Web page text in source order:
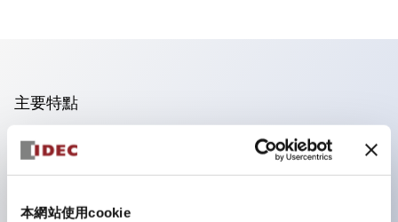
本網站使用cookie
主要特點
可進行集合密著安裝，接觸單元的拆裝在集合密著安裝時
亦容易進行。
採用刺刀機構的鎖定桿拆裝方式的分離結構。